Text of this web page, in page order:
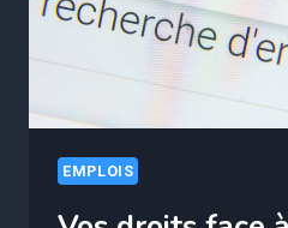
IL
EST
PAYÉ
EMPLOIS